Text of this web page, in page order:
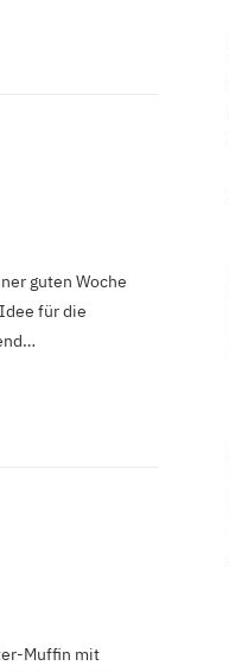
guten Woche
für die
Muffin mit